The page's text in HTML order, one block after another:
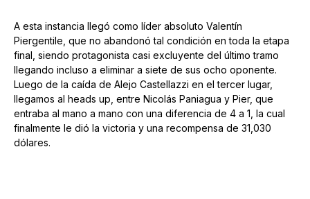
A esta instancia llegó como líder absoluto Valentín
Piergentile, que no abandonó tal condición en toda la etapa
final, siendo protagonista casi excluyente del último tramo
llegando incluso a eliminar a siete de sus ocho oponente.
Luego de la caída de Alejo Castellazzi en el tercer lugar,
llegamos al heads up, entre Nicolás Paniagua y Pier, que
entraba al mano a mano con una diferencia de 4 a 1, la cual
finalmente le dió la victoria y una recompensa de 31,030
dólares.